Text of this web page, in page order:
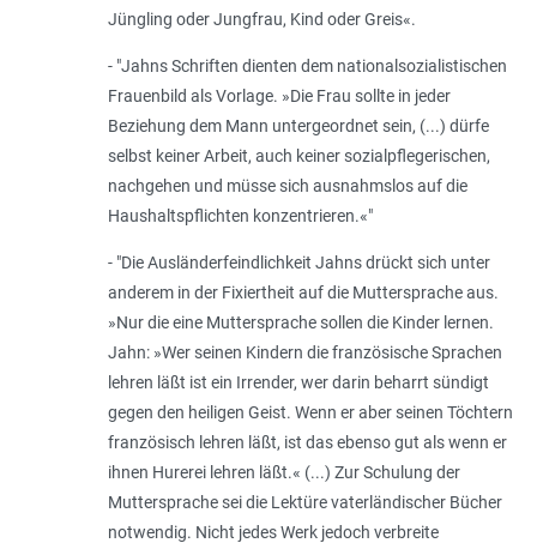
Jüngling oder Jungfrau, Kind oder Greis«.
- "Jahns Schriften dienten dem nationalsozialistischen
Frauenbild als Vorlage. »Die Frau sollte in jeder
Beziehung dem Mann untergeordnet sein, (...) dürfe
selbst keiner Arbeit, auch keiner sozialpflegerischen,
nachgehen und müsse sich ausnahmslos auf die
Haushaltspflichten konzentrieren.«"
- "Die Ausländerfeindlichkeit Jahns drückt sich unter
anderem in der Fixiertheit auf die Muttersprache aus.
»Nur die eine Muttersprache sollen die Kinder lernen.
Jahn: »Wer seinen Kindern die französische Sprachen
lehren läßt ist ein Irrender, wer darin beharrt sündigt
gegen den heiligen Geist. Wenn er aber seinen Töchtern
französisch lehren läßt, ist das ebenso gut als wenn er
ihnen Hurerei lehren läßt.« (...) Zur Schulung der
Muttersprache sei die Lektüre vaterländischer Bücher
notwendig. Nicht jedes Werk jedoch verbreite